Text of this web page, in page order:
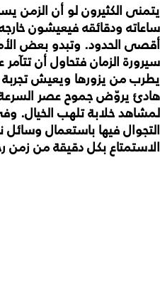
يتمنى الكثيرون لو أن الزمن
ساعاته ودقائقه فيعيشون
أقصى الحدود. وتبدو بعض
سيرورة الزمان فتحاول أن
يطرب من يزورها ويعيش
هادئ يروّض جموح عصر
لمشاهد خلابة تلهب الخيال.
التجوال فيها باستعمال وسائل
الاستمتاع بكل دقيقة من زمن